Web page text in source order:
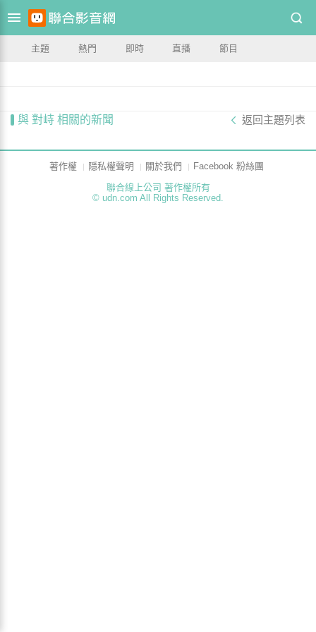
主題 熱門 即時 直播 節目
與 對峙 相關的新聞 返回主題列表
著作權 隱私權聲明 關於我們
Facebook 粉絲團
聯合線上公司 著作權所有
© udn.com All Rights Reserved.